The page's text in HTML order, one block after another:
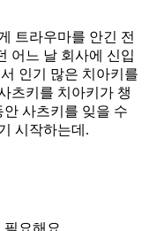
트라우마를 안긴 전
어느 날 회사에 신입
인기 많은 치아키를
츠키를 치아키가 챙
사츠키를 잊을 수
시작하는데.